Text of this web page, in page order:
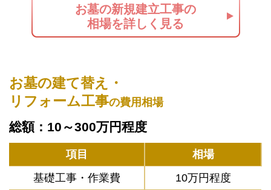
お墓の新規建立工事の
相場を詳しく見る
お墓の建て替え・
リフォーム工事の費用相場
総額：10～300万円程度
項目
相場
基礎工事・作業費
10万円程度